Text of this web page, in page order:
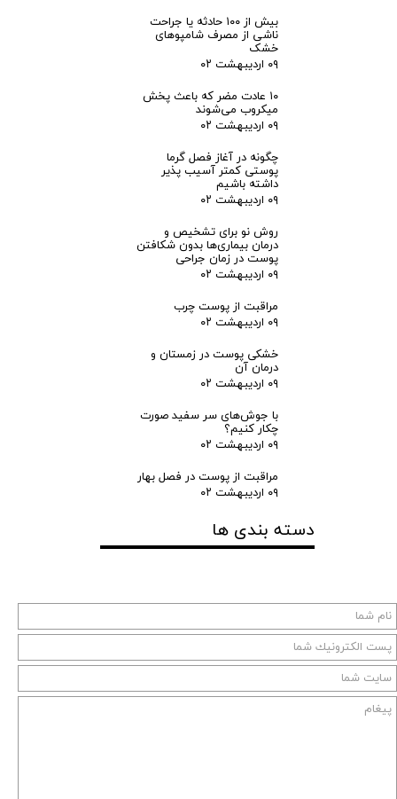
بیش از ۱۰۰ حادثه یا جراحت
ناشی از مصرف شامپوهای
خشک
۰۹ اردیبهشت ۰۲
۱۰ عادت مضر که باعث پخش
میکروب می‌شوند
۰۹ اردیبهشت ۰۲
چگونه در آغاز فصل گرما
پوستی کمتر آسیب پذیر
داشته باشیم
۰۹ اردیبهشت ۰۲
روش نو برای تشخیص و
درمان بیماری‌ها بدون شکافتن
پوست در زمان جراحی
۰۹ اردیبهشت ۰۲
مراقبت از پوست چرب
۰۹ اردیبهشت ۰۲
خشکی پوست در زمستان و
درمان آن
۰۹ اردیبهشت ۰۲
با جوش‌های سر سفید صورت
چکار کنیم؟
۰۹ اردیبهشت ۰۲
مراقبت از پوست در فصل بهار
۰۹ اردیبهشت ۰۲
دسته بندی ها